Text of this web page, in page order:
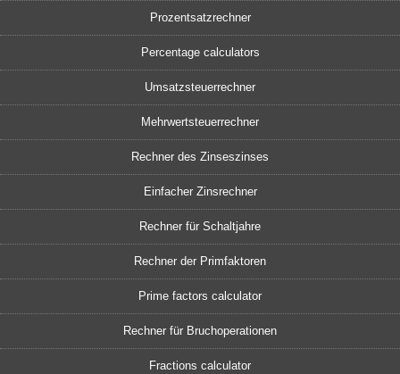
Prozentsatzrechner
Percentage calculators
Umsatzsteuerrechner
Mehrwertsteuerrechner
Rechner des Zinseszinses
Einfacher Zinsrechner
Rechner für Schaltjahre
Rechner der Primfaktoren
Prime factors calculator
Rechner für Bruchoperationen
Fractions calculator